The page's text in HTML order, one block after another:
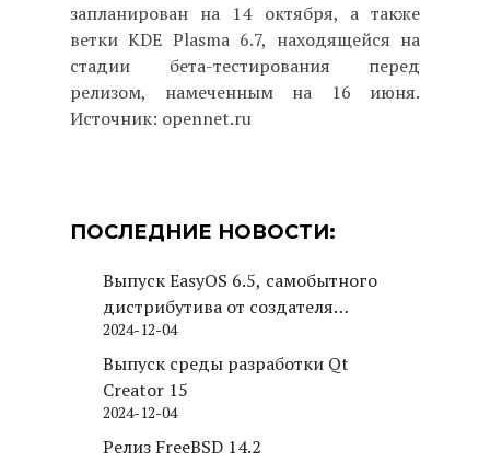
запланирован на 14 октября, а также
ветки KDE Plasma 6.7, находящейся на
стадии бета-тестирования перед
релизом, намеченным на 16 июня.
Источник: opennet.ru
ПОСЛЕДНИЕ НОВОСТИ:
Выпуск EasyOS 6.5, самобытного
дистрибутива от создателя
Puppy Linux
2024-12-04
Выпуск среды разработки Qt
Creator 15
2024-12-04
Релиз FreeBSD 14.2